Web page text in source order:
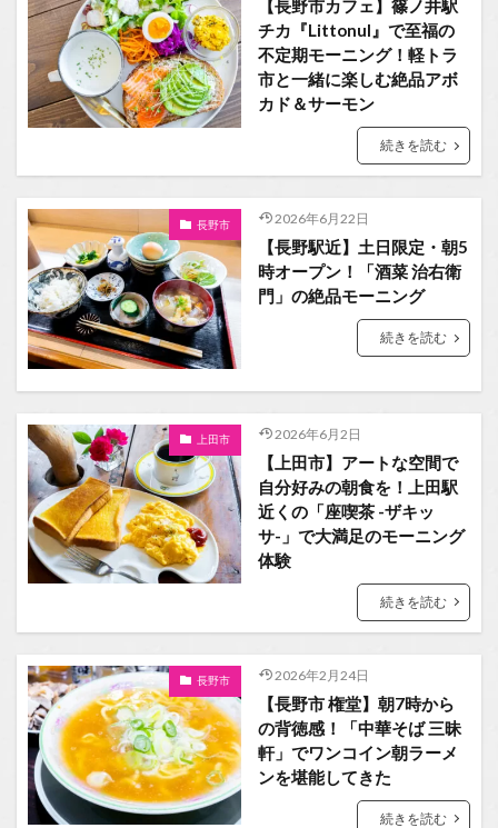
【長野市カフェ】篠ノ井駅
チカ『Littonul』で至福の
不定期モーニング！軽トラ
市と一緒に楽しむ絶品アボ
カド＆サーモン
続きを読む
長野市 2026年6月22日
【長野駅近】土日限定・朝5
時オープン！「酒菜 治右衛
門」の絶品モーニング
続きを読む
上田市 2026年6月2日
【上田市】アートな空間で
自分好みの朝食を！上田駅
近くの「座喫茶 -ザキッ
サ-」で大満足のモーニング
体験
続きを読む
長野市 2026年2月24日
【長野市 権堂】朝7時から
の背徳感！「中華そば 三昧
軒」でワンコイン朝ラーメ
ンを堪能してきた
続きを読む